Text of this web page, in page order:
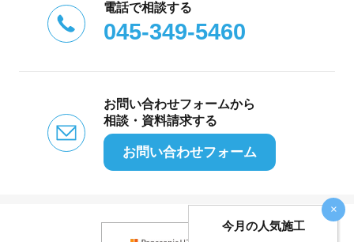
×
今月の人気施工
電話で相談する
045-349-5460
お問い合わせフォームから
相談・資料請求する
お問い合わせフォーム